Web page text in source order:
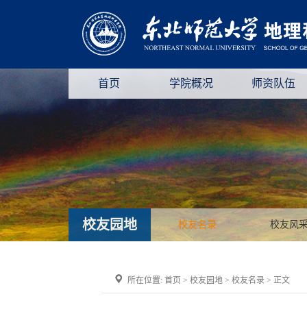
首页 学院概况 师资队伍
校友园地 校友名录 校友风
所在位置: 首页 > 校友园地 > 校友名录 > 正文